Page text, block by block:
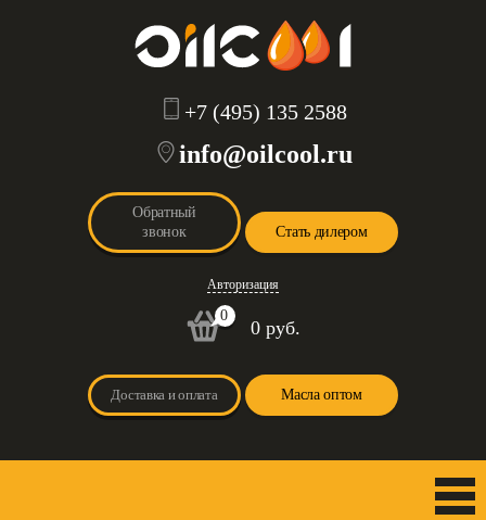
+7 (495) 135 2588
info@oilcool.ru
Обратный
звонок
Стать дилером
Авторизация
0
0 руб.
Доставка и оплата Масла оптом